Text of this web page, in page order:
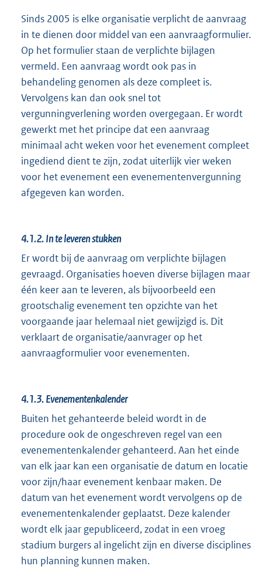
Sinds 2005 is elke organisatie verplicht de aanvraag
in te dienen door middel van een aanvraagformulier.
Op het formulier staan de verplichte bijlagen
vermeld. Een aanvraag wordt ook pas in
behandeling genomen als deze compleet is.
Vervolgens kan dan ook snel tot
vergunningverlening worden overgegaan. Er wordt
gewerkt met het principe dat een aanvraag
minimaal acht weken voor het evenement compleet
ingediend dient te zijn, zodat uiterlijk vier weken
voor het evenement een evenementenvergunning
afgegeven kan worden.
4.1.2.In te leveren stukken
Er wordt bij de aanvraag om verplichte bijlagen
gevraagd. Organisaties hoeven diverse bijlagen maar
één keer aan te leveren, als bijvoorbeeld een
grootschalig evenement ten opzichte van het
voorgaande jaar helemaal niet gewijzigd is. Dit
verklaart de organisatie/aanvrager op het
aanvraagformulier voor evenementen.
4.1.3.Evenementenkalender
Buiten het gehanteerde beleid wordt in de
procedure ook de ongeschreven regel van een
evenementenkalender gehanteerd. Aan het einde
van elk jaar kan een organisatie de datum en locatie
voor zijn/haar evenement kenbaar maken. De
datum van het evenement wordt vervolgens op de
evenementenkalender geplaatst. Deze kalender
wordt elk jaar gepubliceerd, zodat in een vroeg
stadium burgers al ingelicht zijn en diverse disciplines
hun planning kunnen maken.